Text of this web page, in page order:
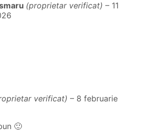
(proprietar verificat) – 11
verificat) – 8 februarie
🙂